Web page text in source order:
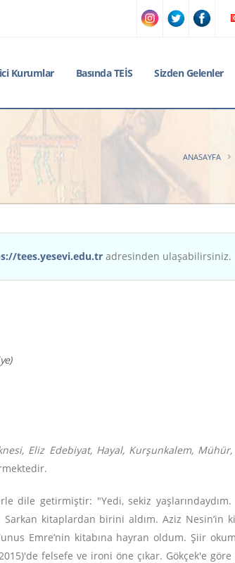
Kurumlar Basında TEİS Sizden Gelenler
ANASAYFA
tees.yesevi.edu.tr adresinden ulaşabilirsiniz.
Eliz Edebiyat, Hayal, Kurşunkalem,
dile getirmiştir: "Yedi, sekiz
kitaplardan birini aldım. Aziz Nesin’in
Emre’nin kitabına hayran oldum. Şiir
felsefe ve ironi öne çıkar. Gökçek'e